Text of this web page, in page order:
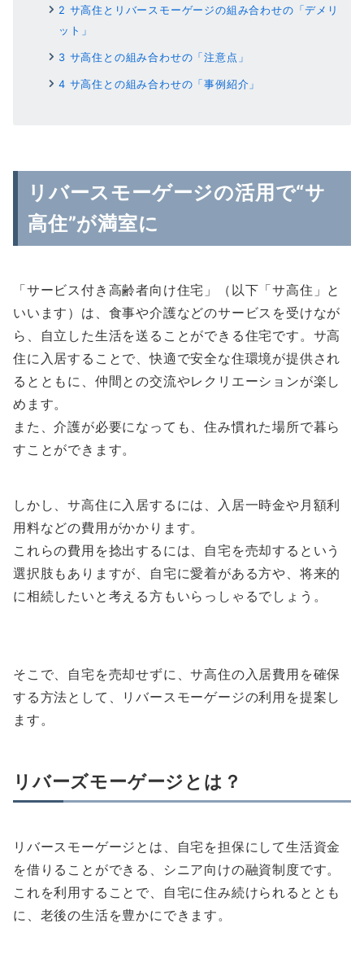
2 サ高住とリバースモーゲージの組み合わせの「デメリ
ット」
3 サ高住との組み合わせの「注意点」
4 サ高住との組み合わせの「事例紹介」
リバースモーゲージの活用で“サ
高住”が満室に
「サービス付き高齢者向け住宅」（以下「サ高住」と
いいます）は、食事や介護などのサービスを受けなが
ら、自立した生活を送ることができる住宅です。サ高
住に入居することで、快適で安全な住環境が提供され
るとともに、仲間との交流やレクリエーションが楽し
めます。
また、介護が必要になっても、住み慣れた場所で暮ら
すことができます。
しかし、サ高住に入居するには、入居一時金や月額利
用料などの費用がかかります。
これらの費用を捻出するには、自宅を売却するという
選択肢もありますが、自宅に愛着がある方や、将来的
に相続したいと考える方もいらっしゃるでしょう。
そこで、自宅を売却せずに、サ高住の入居費用を確保
する方法として、リバースモーゲージの利用を提案し
ます。
リバーズモーゲージとは？
リバースモーゲージとは、自宅を担保にして生活資金
を借りることができる、シニア向けの融資制度です。
これを利用することで、自宅に住み続けられるととも
に、老後の生活を豊かにできます。